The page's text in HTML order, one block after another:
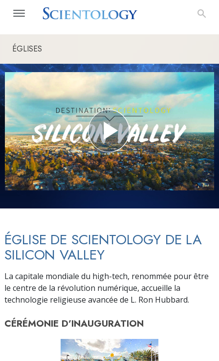
ÉGLISES
ÉGLISE DE SCIENTOLOGY DE LA
SILICON VALLEY
La capitale mondiale du high-tech, renommée pour être
le centre de la révolution numérique, accueille la
technologie religieuse avancée de L. Ron Hubbard.
CÉRÉMONIE D’INAUGURATION